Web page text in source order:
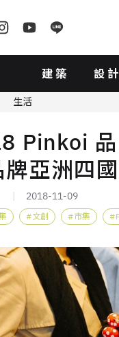
建築 設計
生活
Pinkoi
牌亞洲四
2018-11-09
文創 市集